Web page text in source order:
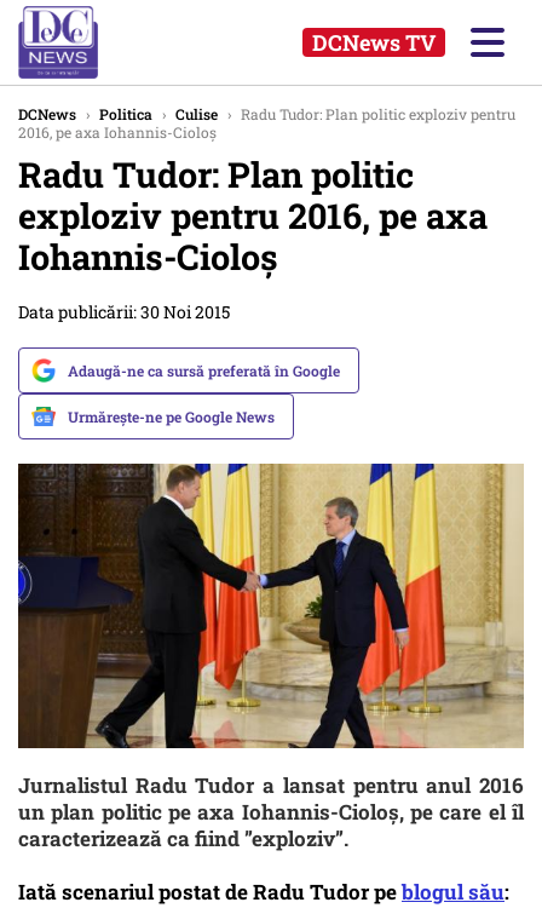
DCNews TV
DCNews › Politica › Culise › Radu Tudor: Plan politic exploziv pentru
2016, pe axa Iohannis-Cioloș
Radu Tudor: Plan politic
exploziv pentru 2016, pe axa
Iohannis-Cioloș
Data publicării: 30 Noi 2015
Adaugă-ne ca sursă preferată în Google
Urmărește-ne pe Google News
Jurnalistul Radu Tudor a lansat pentru anul 2016
un plan politic pe axa Iohannis-Cioloș, pe care el îl
caracterizează ca fiind ”exploziv”.
Iată scenariul postat de Radu Tudor peblogul său: